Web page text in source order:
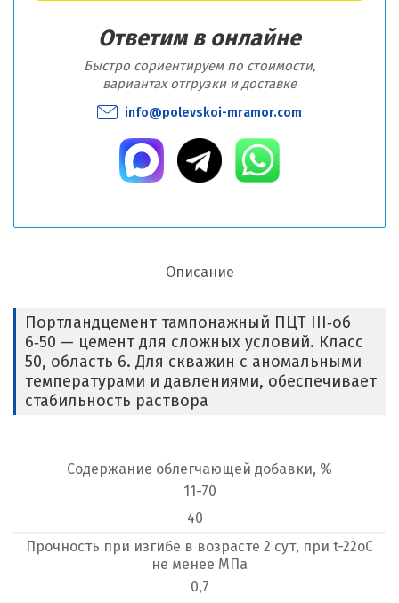
Ответим в онлайне
Быстро сориентируем по стоимости,
вариантах отгрузки и доставке
info@polevskoi-mramor.com
Описание
Портландцемент тампонажный ПЦТ III‑об
6‑50 — цемент для сложных условий. Класс
50, область 6. Для скважин с аномальными
температурами и давлениями, обеспечивает
стабильность раствора
Содержание облегчающей добавки, %
11-70
40
Прочность при изгибе в возрасте 2 сут, при t-22оС
не менее МПа
0,7